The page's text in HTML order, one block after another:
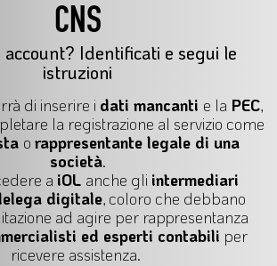
CNS
account? Identificati e segui le
istruzioni
di inserire i dati mancanti e la PEC,
la registrazione al servizio come
o rappresentante legale di una
società.
a iOL anche gli intermediari
digitale, coloro che debbano
ad agire per rappresentanza
ed esperti contabili per
ricevere assistenza.